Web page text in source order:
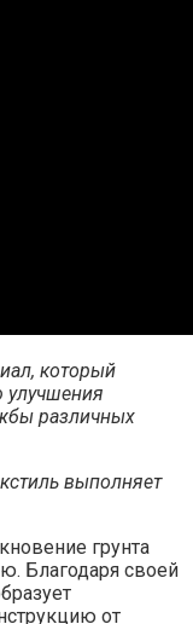
который
улучшения
различных
выполняет
грунта
Благодаря своей
от